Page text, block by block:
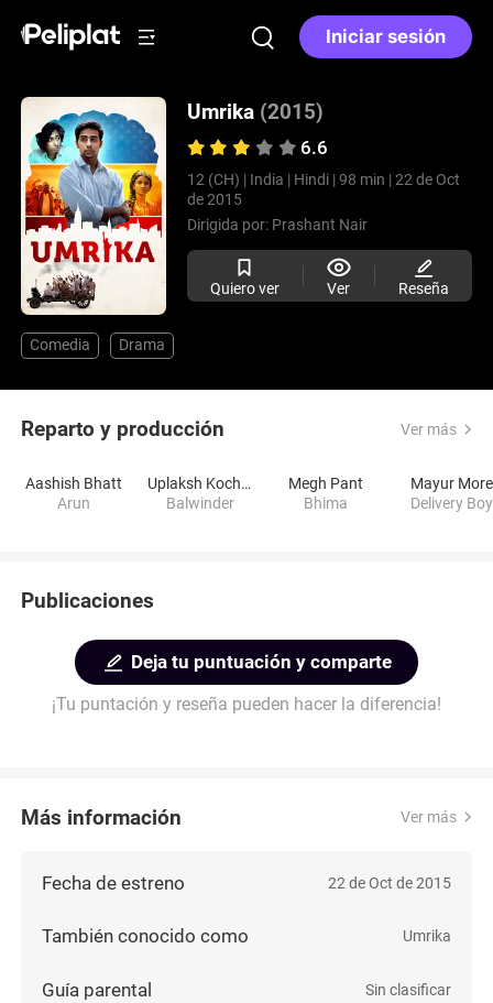
Iniciar sesión
Umrika (2015)
6.6
12 (CH) | India | Hindi | 98 min | 22 de Oct
de 2015
Dirigida por: Prashant Nair
Quiero ver Ver Reseña
Comedia Drama
Reparto y producción Ver más
Aashish Bhatt
Arun
Uplaksh Kochhar
Balwinder
Megh Pant
Bhima
Mayur More
Delivery Boy
Publicaciones
Deja tu puntuación y comparte
¡Tu puntación y reseña pueden hacer la diferencia!
Más información Ver más
Fecha de estreno 22 de Oct de 2015
También conocido como Umrika
Guía parental Sin clasificar